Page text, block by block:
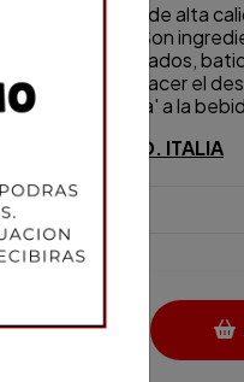
línea de jarabes de alta
de frutas. Son
refrescos, granizados,
de satisfacer el
'toque de fruta' a la
VENECIANO. ITALIA
+ IVA